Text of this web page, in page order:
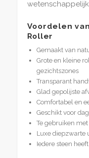
Voordelen
Roller
Gemaakt van
Grote en kleine
gezichtszones
Transparant
Glad gepolijste
Comfortabel en
Geschikt voor
Te gebruiken
Luxe diepzwarte
Iedere steen